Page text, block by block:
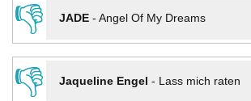
👎
JADE- Angel Of My Dreams
👎
Jaqueline Engel - Lass mich raten